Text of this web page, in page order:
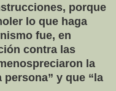
porque
lo que haga
fue, en
contra las
la
y que “la